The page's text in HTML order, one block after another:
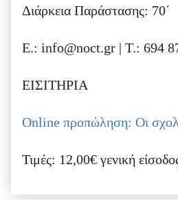
Διάρκεια Παράστασης: 70΄
E.: info@noct.gr | T.: 694
ΕΙΣΙΤΗΡΙΑ
Online προπώληση: Οι
Τιμές: 12,00€ γενική